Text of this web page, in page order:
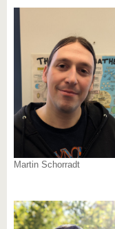
Martin Schorradt